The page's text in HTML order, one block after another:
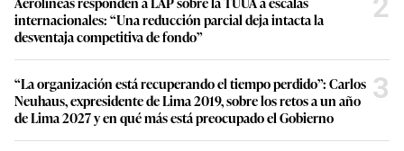
internacionales: “Una reducción parcial deja intacta la
desventaja competitiva de fondo”
2
“La organización está recuperando el tiempo perdido”: Carlos
Neuhaus, expresidente de Lima 2019, sobre los retos a un año
de Lima 2027 y en qué más está preocupado el Gobierno
3